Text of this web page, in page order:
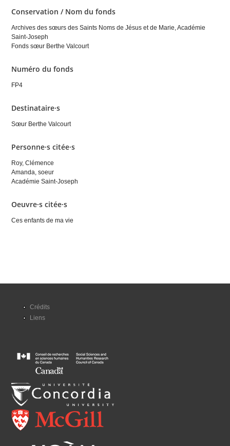
Conservation / Nom du fonds
Archives des sœurs des Saints Noms de Jésus et de Marie, Académie
Saint-Joseph
Fonds sœur Berthe Valcourt
Numéro du fonds
FP4
Destinataire·s
Sœur Berthe Valcourt
Personne·s citée·s
Roy, Clémence
Amanda, soeur
Académie Saint-Joseph
Oeuvre·s citée·s
Ces enfants de ma vie
Crédits
Liens